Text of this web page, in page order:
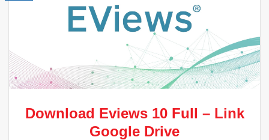
Download Eviews 10 Full – Link
Google Drive